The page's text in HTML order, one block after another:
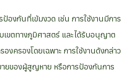
ป้องกันที่เข้มงวด เช่น การใช้งานมีการ
เขตทางภูมิศาสตร์ และได้รับอนุญาต
งครองโดยเฉพาะ การใช้งานดังกล่าว
ยของผู้สูญหาย หรือการป้องกันการ